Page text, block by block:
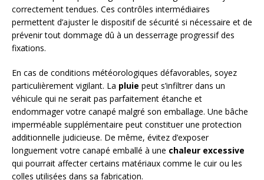
correctement tendues. Ces contrôles intermédiaires
permettent d’ajuster le dispositif de sécurité si nécessaire et de
prévenir tout dommage dû à un desserrage progressif des
fixations.
En cas de conditions météorologiques défavorables, soyez
particulièrement vigilant. La pluie peut s’infiltrer dans un
véhicule qui ne serait pas parfaitement étanche et
endommager votre canapé malgré son emballage. Une bâche
imperméable supplémentaire peut constituer une protection
additionnelle judicieuse. De même, évitez d’exposer
longuement votre canapé emballé à une chaleur excessive
qui pourrait affecter certains matériaux comme le cuir ou les
colles utilisées dans sa fabrication.